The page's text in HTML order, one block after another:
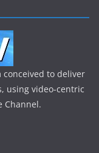
conceived to deliver
using video-centric
Channel.